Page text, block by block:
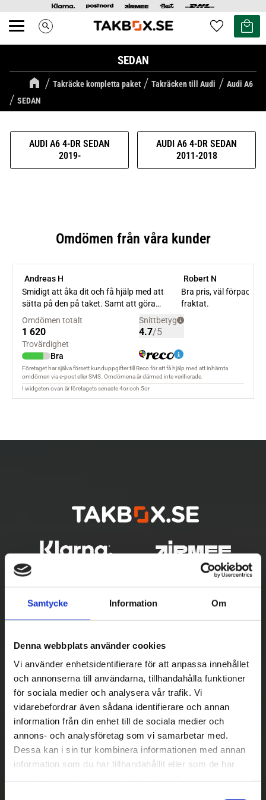
Samtycke Information Om
Denna webbplats använder cookies
Vi använder enhetsidentifierare för att anpassa innehållet
och annonserna till användarna, tillhandahålla funktioner
för sociala medier och analysera vår trafik. Vi
vidarebefordrar även sådana identifierare och annan
information från din enhet till de sociala medier och
annons- och analysföretag som vi samarbetar med.
Dessa kan i sin tur kombinera informationen med annan
information som du har tillhandahållit eller som de har
Meny search Favoriter
Kundvagn
SEDAN
Takräcke kompletta paket Takräcken till Audi
Audi A6
SEDAN
AUDI A6 4-DR SEDAN
2019-
AUDI A6 4-DR SEDAN
2011-2018
Betala säkert
|| Välj ||
Snabba leveranser
||
Eller ||
Hämta på lagret med/utan montering